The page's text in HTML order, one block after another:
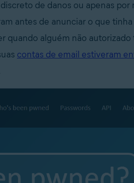
de danos ou apenas
antes de anunciar o que
alguém não autorizado
contas de email estiveram